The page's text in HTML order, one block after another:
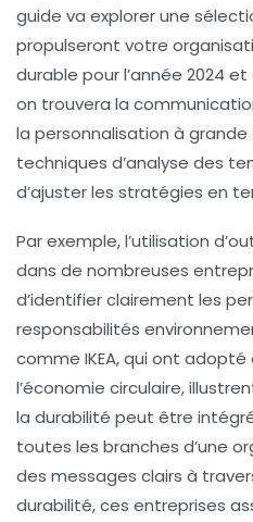
guide va explorer une
propulseront votre
durable pour l’année 2024
on trouvera la
la personnalisation à grande
techniques d’analyse des
d’ajuster les stratégies en
Par exemple, l’utilisation
dans de nombreuses
d’identifier clairement les
responsabilités
comme IKEA, qui ont
l’économie circulaire,
la durabilité peut être
toutes les branches d’une
des messages clairs à
durabilité, ces entreprises